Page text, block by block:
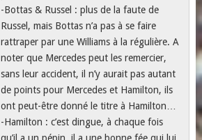
-Bottas & Russel : plus de la faute de
Russel, mais Bottas n’a pas à se faire
rattraper par une Williams à la régulière. A
noter que Mercedes peut les remercier,
sans leur accident, il n’y aurait pas autant
de points pour Mercedes et Hamilton, ils
ont peut-être donné le titre à Hamilton…
-Hamilton : c’est dingue, à chaque fois